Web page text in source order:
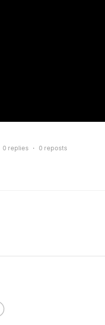
0 replies 0 reposts